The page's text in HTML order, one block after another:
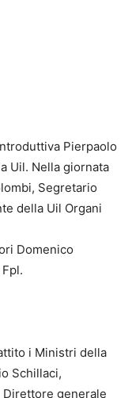
Pierpaolo
Uil. Nella giornata
Segretario
della Uil Organi
Domenico
i Ministri della
Schillaci,
Direttore generale